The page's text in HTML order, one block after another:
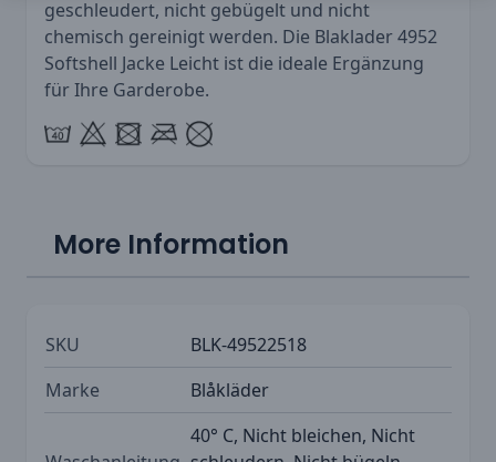
geschleudert, nicht gebügelt und nicht
chemisch gereinigt werden. Die Blaklader 4952
Softshell Jacke Leicht ist die ideale Ergänzung
für Ihre Garderobe.
More Information
SKU
BLK-49522518
Marke
Blåkläder
40° C, Nicht bleichen, Nicht